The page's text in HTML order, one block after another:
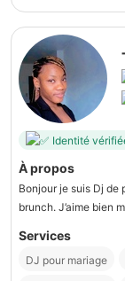
Identité
À propos
Bonjour je suis Dj de
brunch. J’aime bien
Services
DJ pour mariage